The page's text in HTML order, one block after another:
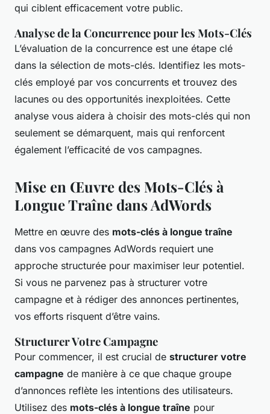
qui ciblent efficacement votre public.
Analyse de la Concurrence pour les Mots-Clés
L’évaluation de la concurrence est une étape clé
dans la sélection de mots-clés. Identifiez les mots-
clés employé par vos concurrents et trouvez des
lacunes ou des opportunités inexploitées. Cette
analyse vous aidera à choisir des mots-clés qui non
seulement se démarquent, mais qui renforcent
également l’efficacité de vos campagnes.
Mise en Œuvre des Mots-Clés à
Longue Traîne dans AdWords
Mettre en œuvre des mots-clés à longue traîne
dans vos campagnes AdWords requiert une
approche structurée pour maximiser leur potentiel.
Si vous ne parvenez pas à structurer votre
campagne et à rédiger des annonces pertinentes,
vos efforts risquent d’être vains.
Structurer Votre Campagne
Pour commencer, il est crucial de structurer votre
campagne de manière à ce que chaque groupe
d’annonces reflète les intentions des utilisateurs.
Utilisez des mots-clés à longue traîne pour